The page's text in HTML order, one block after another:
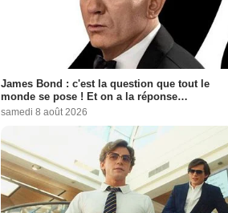
James Bond : c'est la question que tout le
monde se pose ! Et on a la réponse…
samedi 8 août 2026